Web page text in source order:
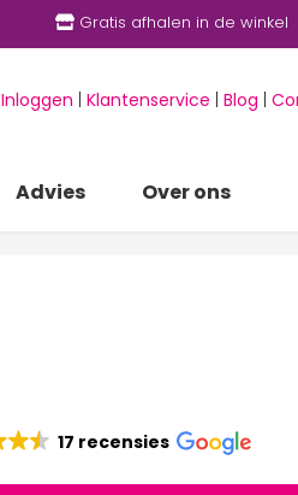
Gratis afhalen in de winkel
Inloggen Klantenservice Blog
Advies Over ons
17 recensies